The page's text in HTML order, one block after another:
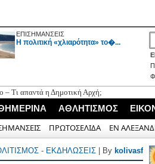
ΕΠΙΣΗΜΑΝΣΕΙΣ
H πολιτική «χλιαρότητα» το�...
– Τι απαντά η Δημοτική Αρχή;
στην παρουσίαση του βιβλίου «Το
ΑΘΛΗΤΙΣΜΟΣ
ΠΡΩΤΟΣΕΛΙΔΑ ΕΝ
- ΕΚΔΗΛΩΣΕΙΣ | By kolivasf